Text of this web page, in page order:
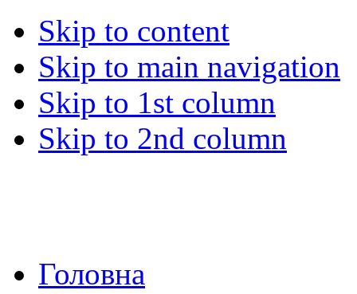
Skip to content
Skip to main navigation
Skip to 1st column
Skip to 2nd column
Головна